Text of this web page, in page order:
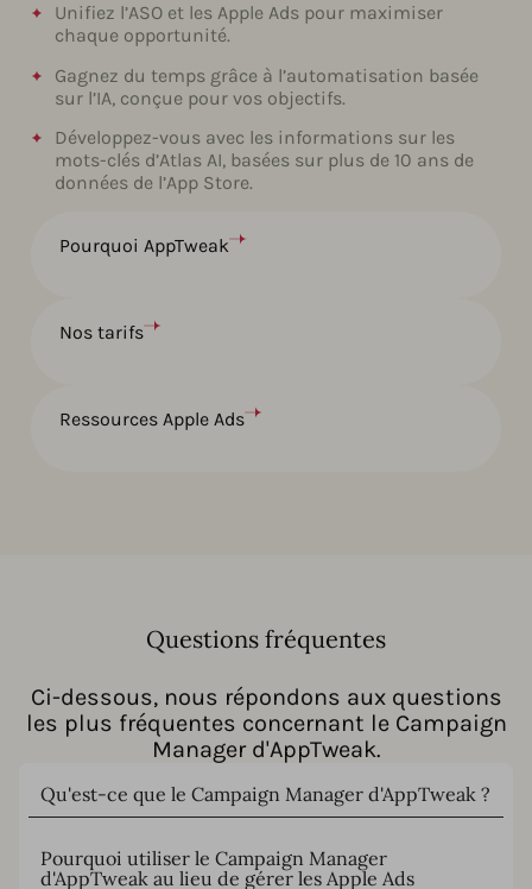
Pourquoi AppTweak
Nos tarifs
Ressources Apple Ads
Unifiez l’ASO et les Apple Ads pour maximiser
chaque opportunité.
Gagnez du temps grâce à l’automatisation basée
sur l’IA, conçue pour vos objectifs.
Développez-vous avec les informations sur les
mots-clés d’Atlas AI, basées sur plus de 10 ans de
données de l’App Store.
Questions fréquentes
Ci-dessous, nous répondons aux questions
les plus fréquentes concernant le Campaign
Manager d'AppTweak.
Qu'est-ce que le Campaign Manager d'AppTweak ?
Pourquoi utiliser le Campaign Manager
d'AppTweak au lieu de gérer les Apple Ads